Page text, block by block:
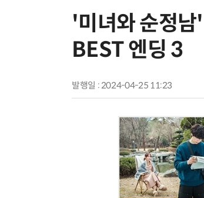
'미녀와 순정
BEST 엔딩 3
발행일 : 2024-04-25 11:23